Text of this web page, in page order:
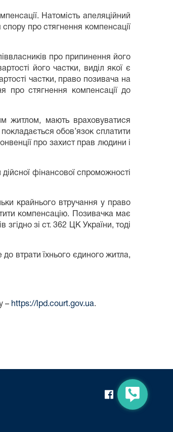
Натомість апеляційний
про стягнення компенсації
про припинення його
його частки, виділ якої є
частки, право позивача на
про стягнення компенсації до
житлом, мають враховуватися
обов’язок сплатити
про захист прав людини і
фінансової спроможності
крайнього втручання у право
компенсацію. Позивачка має
зі ст. 362 ЦК України, тоді
втрати їхнього єдиного житла,
– https://lpd.court.gov.ua.